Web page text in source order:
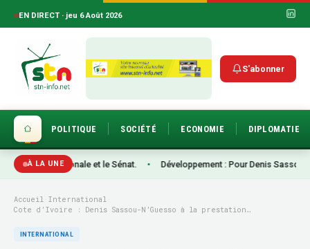
EN DIRECT · jeu 6 Août 2026
S'abonner
POLITIQUE SOCIÉTÉ ECONOMIE DIPLOMATIE
À LA UNE
nationale et le Sénat. • Développement : Pour Denis Sassou-
Accueil International
Cote d’Ivoire : Denis Sassou-N’Guesso à la prestation…
INTERNATIONAL